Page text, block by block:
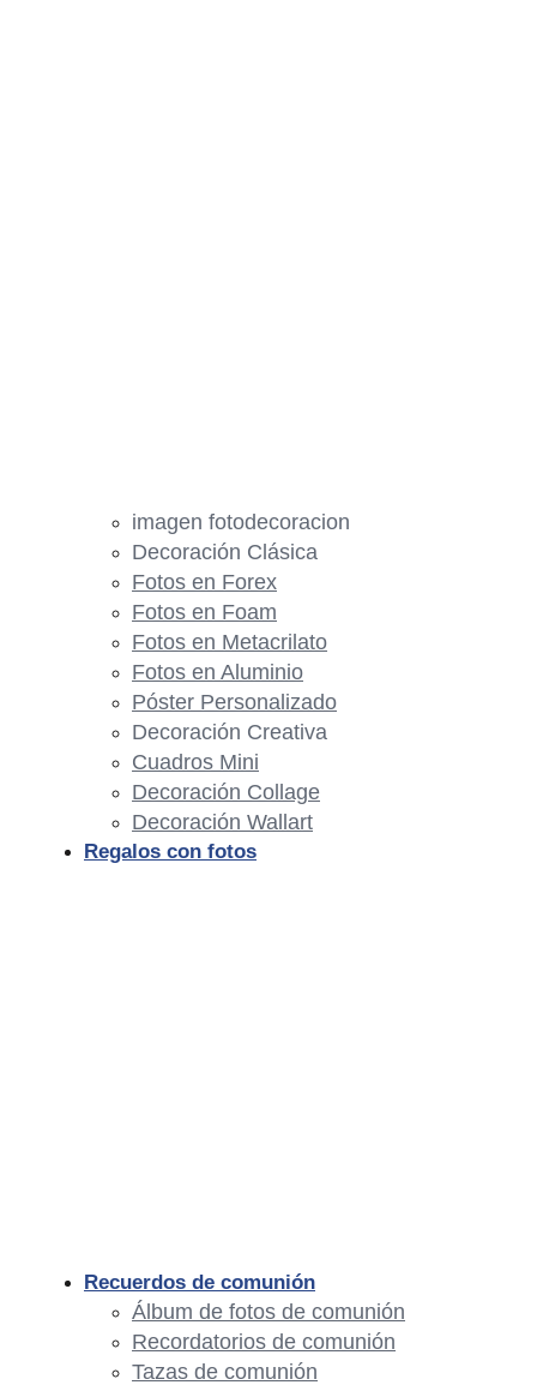
imagen fotodecoracion
Decoración Clásica
Fotos en Forex
Fotos en Foam
Fotos en Metacrilato
Fotos en Aluminio
Póster Personalizado
Decoración Creativa
Cuadros Mini
Decoración Collage
Decoración Wallart
Regalos con fotos
Recuerdos de comunión
Álbum de fotos de comunión
Recordatorios de comunión
Tazas de comunión